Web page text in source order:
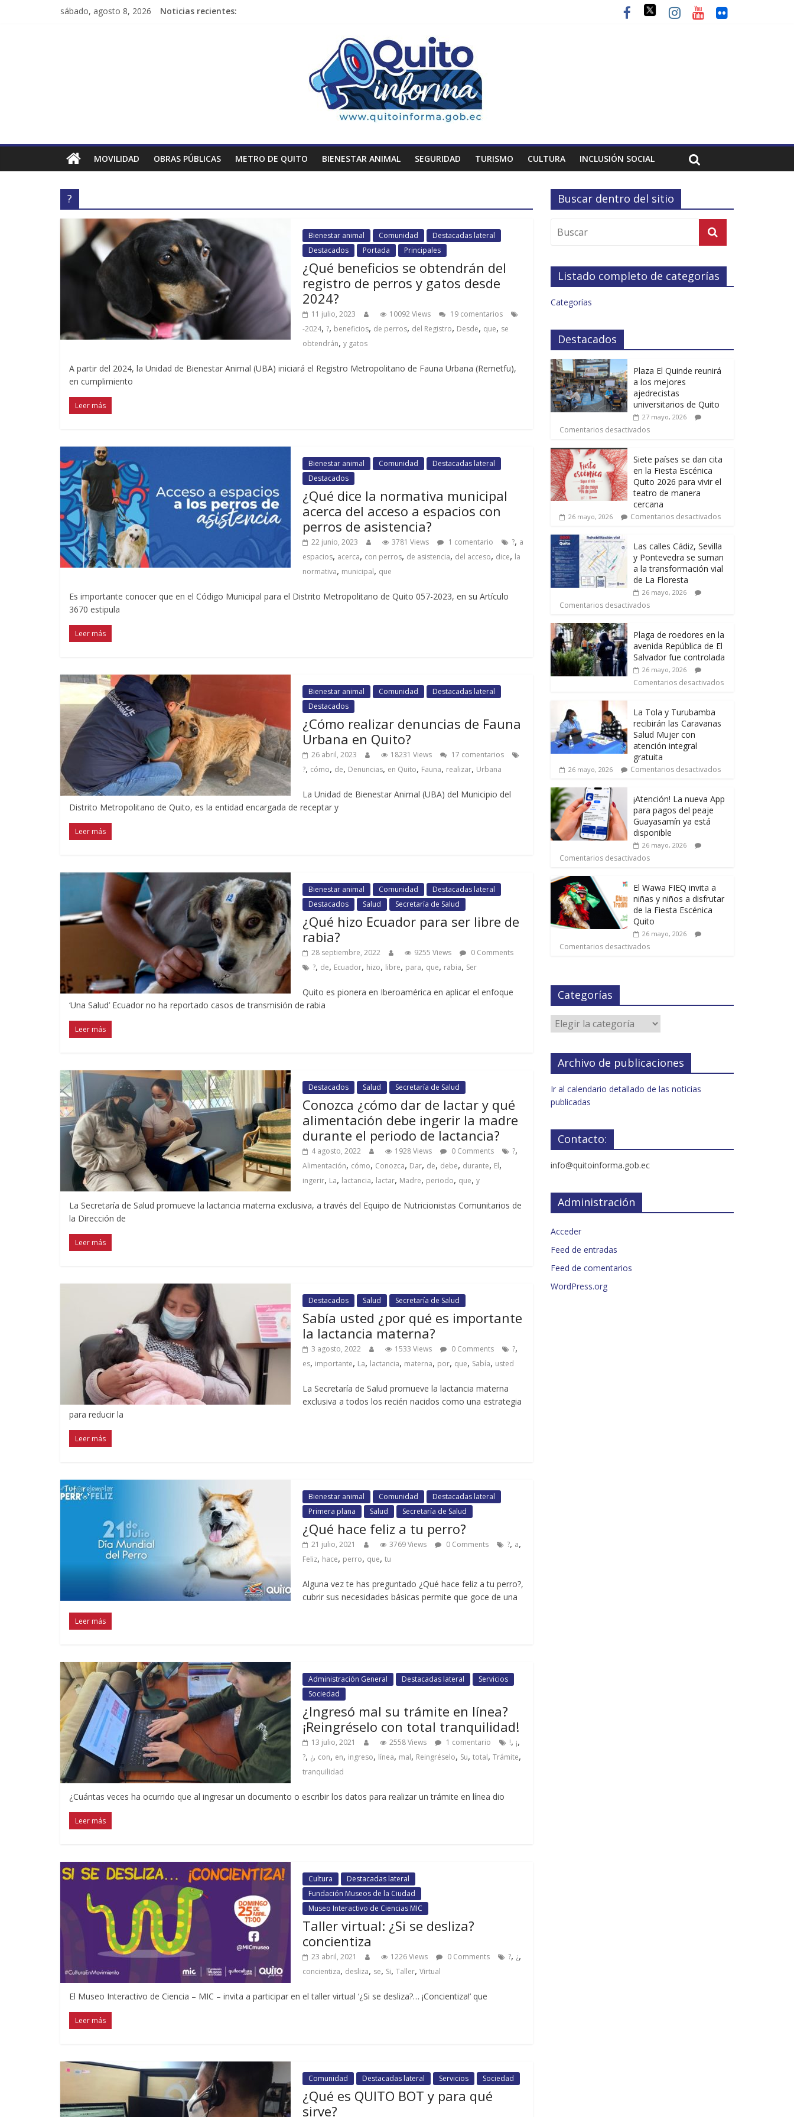
sábado, agosto 8, 2026 Noticias recientes:
MOVILIDAD OBRAS PÚBLICAS METRO DE QUITO BIENESTAR ANIMAL SEGURIDAD TURISMO CULTURA INCLUSIÓN SOCIAL
?
Bienestar animal Comunidad
Destacadas lateral
Destacados
Portada Principales
¿Qué beneficios se obtendrán del
registro de perros y gatos desde
2024?
11 julio, 2023 10092 Views
19 comentarios
-2024, ?, beneficios, de perros, del Registro, Desde, que, se
obtendrán, y gatos
A partir del 2024, la Unidad de Bienestar Animal (UBA) iniciará el Registro Metropolitano de Fauna Urbana (Remetfu),
en cumplimiento
Leer más
Bienestar animal Comunidad
Destacadas lateral
Destacados
¿Qué dice la normativa municipal
acerca del acceso a espacios con
perros de asistencia?
22 junio, 2023 3781 Views 1 comentario ?, a
espacios, acerca, con perros, de asistencia, del acceso, dice, la
normativa, municipal, que
Es importante conocer que en el Código Municipal para el Distrito Metropolitano de Quito 057-2023, en su Artículo
3670 estipula
Leer más
Bienestar animal Comunidad
Destacadas lateral
Destacados
¿Cómo realizar denuncias de Fauna
Urbana en Quito?
26 abril, 2023 18231 Views
17 comentarios
?, cómo, de, Denuncias, en Quito, Fauna, realizar, Urbana
La Unidad de Bienestar Animal (UBA) del Municipio del
Distrito Metropolitano de Quito, es la entidad encargada de receptar y
Leer más
Bienestar animal Comunidad
Destacadas lateral
Destacados
Salud Secretaría de Salud
¿Qué hizo Ecuador para ser libre de
rabia?
28 septiembre, 2022 9255 Views
0 Comments
?, de, Ecuador, hizo, libre, para, que, rabia, Ser
Quito es pionera en Iberoamérica en aplicar el enfoque
‘Una Salud’ Ecuador no ha reportado casos de transmisión de rabia
Leer más
Destacados Salud Secretaría de Salud
Conozca ¿cómo dar de lactar y qué
alimentación debe ingerir la madre
durante el periodo de lactancia?
4 agosto, 2022 1928 Views 0 Comments ?,
Alimentación, cómo, Conozca, Dar, de, debe, durante, El,
ingerir, La, lactancia, lactar, Madre, periodo, que, y
La Secretaría de Salud promueve la lactancia materna exclusiva, a través del Equipo de Nutricionistas Comunitarios de
la Dirección de
Leer más
Destacados Salud Secretaría de Salud
Sabía usted ¿por qué es importante
la lactancia materna?
3 agosto, 2022 1533 Views 0 Comments ?,
es, importante, La, lactancia, materna, por, que, Sabía, usted
La Secretaría de Salud promueve la lactancia materna
exclusiva a todos los recién nacidos como una estrategia
para reducir la
Leer más
Bienestar animal Comunidad
Destacadas lateral
Primera plana
Salud Secretaría de Salud
¿Qué hace feliz a tu perro?
21 julio, 2021 3769 Views 0 Comments ?, a,
Feliz, hace, perro, que, tu
Alguna vez te has preguntado ¿Qué hace feliz a tu perro?,
cubrir sus necesidades básicas permite que goce de una
Leer más
Administración General Destacadas lateral
Servicios
Sociedad
¿Ingresó mal su trámite en línea?
¡Reingréselo con total tranquilidad!
13 julio, 2021 2558 Views 1 comentario !, ¡,
?, ¿, con, en, ingreso, línea, mal, Reingréselo, Su, total, Trámite,
tranquilidad
¿Cuántas veces ha ocurrido que al ingresar un documento o escribir los datos para realizar un trámite en línea dio
Leer más
Cultura
Destacadas lateral
Fundación Museos de la Ciudad
Museo Interactivo de Ciencias MIC
Taller virtual: ¿Si se desliza?
concientiza
23 abril, 2021 1226 Views 0 Comments ?, ¿,
concientiza, desliza, se, Si, Taller, Virtual
El Museo Interactivo de Ciencia – MIC – invita a participar en el taller virtual ‘¿Si se desliza?… ¡Concientiza!’ que
Leer más
Comunidad Destacadas lateral Servicios Sociedad
¿Qué es QUITO BOT y para qué
sirve?
Buscar dentro del sitio
Listado completo de categorías
Categorías
Destacados
Plaza El Quinde reunirá
a los mejores
ajedrecistas
universitarios de Quito
27 mayo, 2026
Comentarios desactivados
Siete países se dan cita
en la Fiesta Escénica
Quito 2026 para vivir el
teatro de manera
cercana
26 mayo, 2026 Comentarios desactivados
Las calles Cádiz, Sevilla
y Pontevedra se suman
a la transformación vial
de La Floresta
26 mayo, 2026
Comentarios desactivados
Plaga de roedores en la
avenida República de El
Salvador fue controlada
26 mayo, 2026
Comentarios desactivados
La Tola y Turubamba
recibirán las Caravanas
Salud Mujer con
atención integral
gratuita
26 mayo, 2026 Comentarios desactivados
¡Atención! La nueva App
para pagos del peaje
Guayasamín ya está
disponible
26 mayo, 2026
Comentarios desactivados
El Wawa FIEQ invita a
niñas y niños a disfrutar
de la Fiesta Escénica
Quito
26 mayo, 2026
Comentarios desactivados
Categorías
Archivo de publicaciones
Ir al calendario detallado de las noticias
publicadas
Contacto:
info@quitoinforma.gob.ec
Administración
Acceder
Feed de entradas
Feed de comentarios
WordPress.org